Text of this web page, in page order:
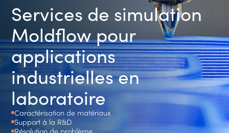
Services de simulation
Moldflow pour
applications
industrielles en
laboratoire
Caractérisation de matériaux
Support à la R&D
Résolution de problème